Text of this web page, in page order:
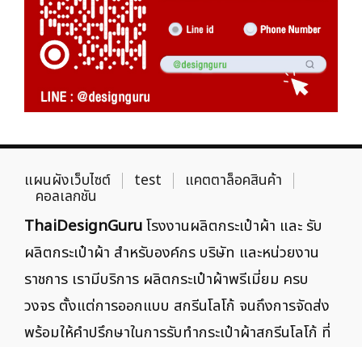
แผนผังเว็บไซต์ test แคตตาล็อคสินค้า
คอลเลกชัน
ThaiDesignGuruโรงงานผลิตกระเป๋าผ้า และ รับ
ผลิตกระเป๋าผ้า สำหรับองค์กร บริษัท และหน่วยงาน
ราชการ เรามีบริการ ผลิตกระเป๋าผ้าพรีเมี่ยม ครบ
วงจร ตั้งแต่การออกแบบ สกรีนโลโก้ จนถึงการจัดส่ง
พร้อมให้คำปรึกษาในการรับทำกระเป๋าผ้าสกรีนโลโก้ ที่